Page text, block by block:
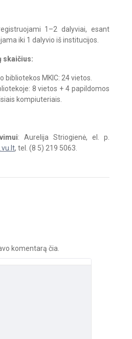
1–2 dalyviai, esant
iki 1 dalyvio iš institucijos.
skaičius:
bibliotekos MKIC: 24 vietos.
8 vietos + 4 papildomos
kompiuteriais.
: Aurelija Striogienė, el. p.
, tel. (8 5) 219 5063.
komentarą čia.